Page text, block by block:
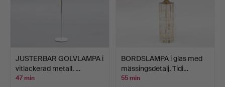
JUSTERBAR GOLVLAMPA i
vitlackerad metall. …
47 min
BORDSLAMPA i glas med
mässingsdetalj. Tidi…
55 min